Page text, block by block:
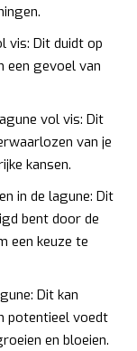
vis: Dit duidt op
een gevoel van
vol vis: Dit
van je
kansen.
in de lagune: Dit
bent door de
een keuze te
Dit kan
potentieel voedt
en bloeien.